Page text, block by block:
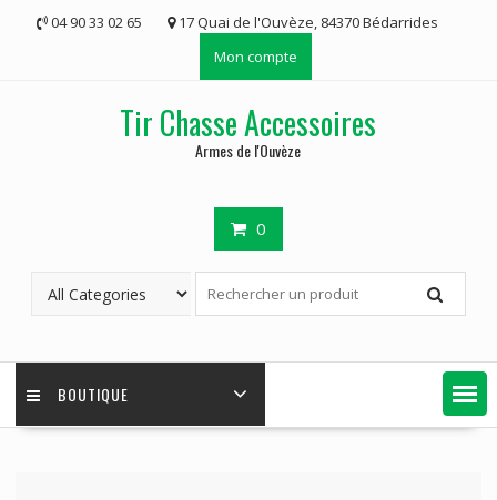
04 90 33 02 65
17 Quai de l'Ouvèze, 84370 Bédarrides
Mon compte
Tir Chasse Accessoires
Armes de l'Ouvèze
0
BOUTIQUE